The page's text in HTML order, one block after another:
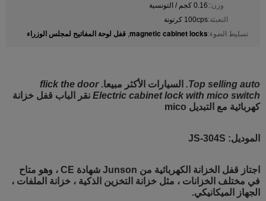
وزن::0.16 كجم / التونسية
التعبئة:100cps كرتونة
تسليط الضوء:magnetic cabinet locks
, قفل لوحة المفاتيح لمجلس الوزراء
Top selling auto. السيارات الأكثر مبيعا. flick the door
Electric cabinet lock with mico switch نقر الباب قفل خزانة
كهربائية مع التبديل mico
الموديل: JS-304S
اجتاز قفل الخزانة الكهربائية من Junson شهادة CE ، وهو متاح
في مختلف الخزانات ، مثل خزانة التخزين الذكية ، خزانة الملفات ،
الجهاز الميكانيكي.